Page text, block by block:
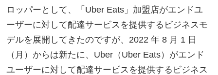
ロッパーとして、「Uber Eats」加盟店がエンドユ
ーザーに対して配達サービスを提供するビジネスモ
デルを展開してきたのですが、2022 年 8 月 1 日
（月）からは新たに、Uber（Uber Eats）がエンド
ユーザーに対して配達サービスを提供するビジネス